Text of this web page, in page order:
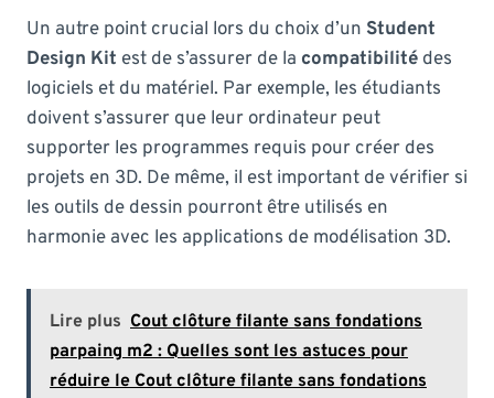
Un autre point crucial lors du choix d’un Student
Design Kit est de s’assurer de la compatibilité des
logiciels et du matériel. Par exemple, les étudiants
doivent s’assurer que leur ordinateur peut
supporter les programmes requis pour créer des
projets en 3D. De même, il est important de vérifier si
les outils de dessin pourront être utilisés en
harmonie avec les applications de modélisation 3D.
Lire plus Cout clôture filante sans fondations
parpaing m2 : Quelles sont les astuces pour
réduire le Cout clôture filante sans fondations